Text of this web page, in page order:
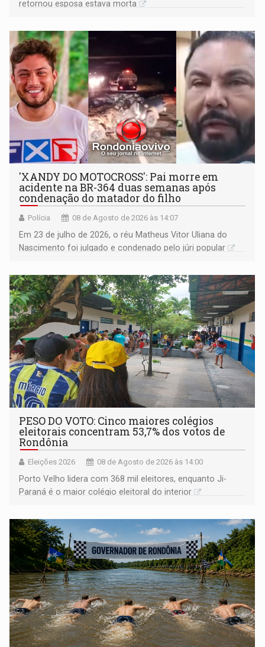
retornou esposa estava morta
'XANDY DO MOTOCROSS': Pai morre em
acidente na BR-364 duas semanas após
condenação do matador do filho
Polícia 08 de Agosto de 2026 às 14:07
Em 23 de julho de 2026, o réu Matheus Vitor Uliana do
Nascimento foi julgado e condenado pelo júri popular
PESO DO VOTO: Cinco maiores colégios
eleitorais concentram 53,7% dos votos de
Rondônia
Eleições 2026 08 de Agosto de 2026 às 14:00
Porto Velho lidera com 368 mil eleitores, enquanto Ji-
Paraná é o maior colégio eleitoral do interior